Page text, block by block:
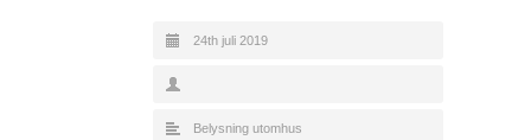
24th juli 2019
Belysning utomhus